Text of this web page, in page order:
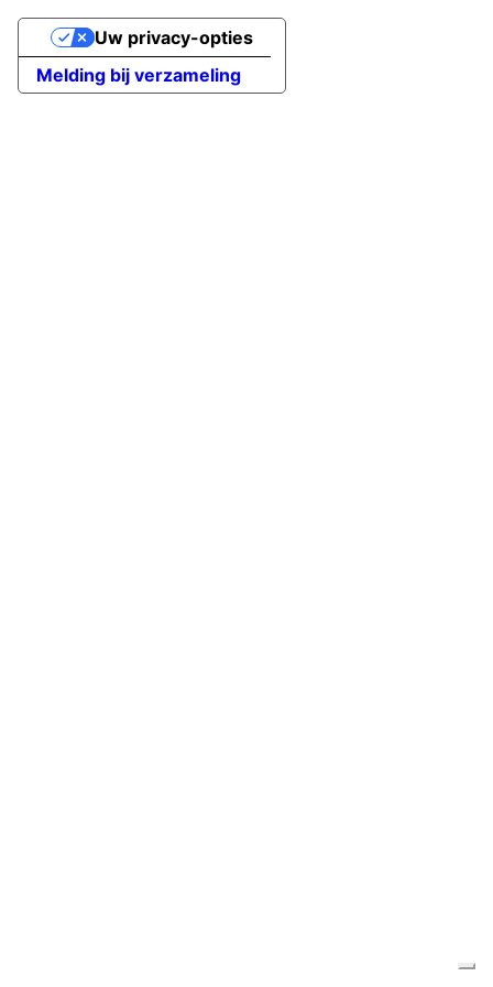
Melding bij verzameling
Uw privacy-opties